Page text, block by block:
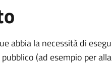
abbia la necessità di
(ad esempio per